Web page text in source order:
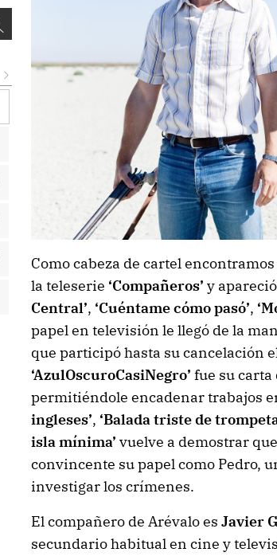
Como cabeza de cartel encontramos
la teleserie ‘Compañeros’ y
Central’, ‘Cuéntame cómo pasó’,
papel en televisión le llegó de la
que participó hasta su cancelación
‘AzulOscuroCasiNegro’ fue su
permitiéndole encadenar trabajos
ingleses’, ‘Balada triste de
isla mínima’ vuelve a demostrar
convincente su papel como Pedro,
investigar los crímenes.
El compañero de Arévalo es Javier
secundario habitual en cine y